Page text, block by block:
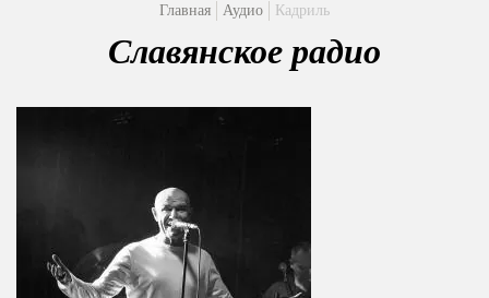
Главная Аудио Кадриль
Славянское радио